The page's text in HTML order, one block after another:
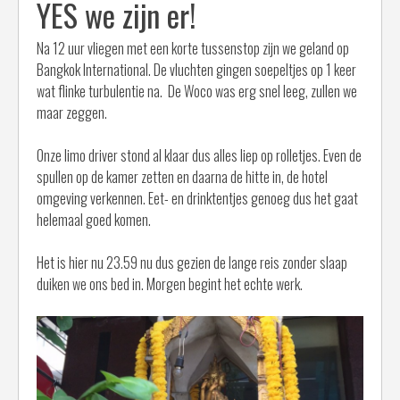
YES we zijn er!
Na 12 uur vliegen met een korte tussenstop zijn we geland op
Bangkok International. De vluchten gingen soepeltjes op 1 keer
wat flinke turbulentie na. De Woco was erg snel leeg, zullen we
maar zeggen.
Onze limo driver stond al klaar dus alles liep op rolletjes. Even de
spullen op de kamer zetten en daarna de hitte in, de hotel
omgeving verkennen. Eet- en drinktentjes genoeg dus het gaat
helemaal goed komen.
Het is hier nu 23.59 nu dus gezien de lange reis zonder slaap
duiken we ons bed in. Morgen begint het echte werk.